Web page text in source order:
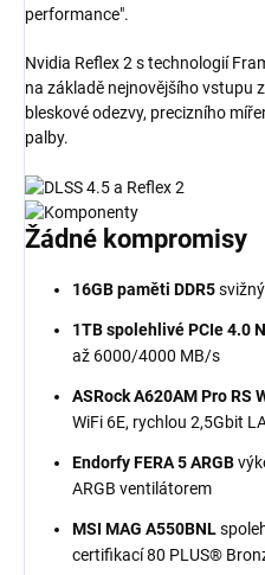
performance".
Nvidia Reflex 2 s technologií
na základě nejnovějšího vstupu
bleskové odezvy, precizního
palby.
Žádné kompromisy
16GB paměti DDR5
1TB spolehlivé PCIe 4.0
až 6000/4000 MB/s
ASRock A620AM Pro RS
WiFi 6E, rychlou 2,5Gbit
Endorfy FERA 5 ARGB
ARGB ventilátorem
MSI MAG A550BNL
certifikací 80 PLUS®